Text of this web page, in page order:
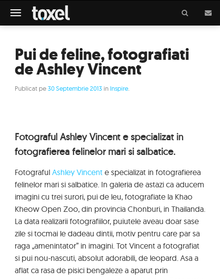
Meniu
Pui de feline, fotografiati
de Ashley Vincent
Publicat pe30 Septembrie 2013 in Inspire
Fotograful Ashley Vincent e specializat in
fotografierea felinelor mari si salbatice.
Fotograful Ashley Vincent e specializat in fotografierea
felinelor mari si salbatice. In galeria de astazi ca aducem
imagini cu trei surori, pui de leu, fotografiate la Khao
Kheow Open Zoo, din provincia Chonburi, in Thailanda.
La data realizarii fotografiilor, puiutele aveau doar sase
zile si tocmai le dadeau dintii, motiv pentru care par sa
raga „amenintator” in imagini. Tot Vincent a fotografiat
si pui nou-nascuti, absolut adorabili, de leopard. Asa a
aflat ca rasa de pisici bengaleze a aparut prin